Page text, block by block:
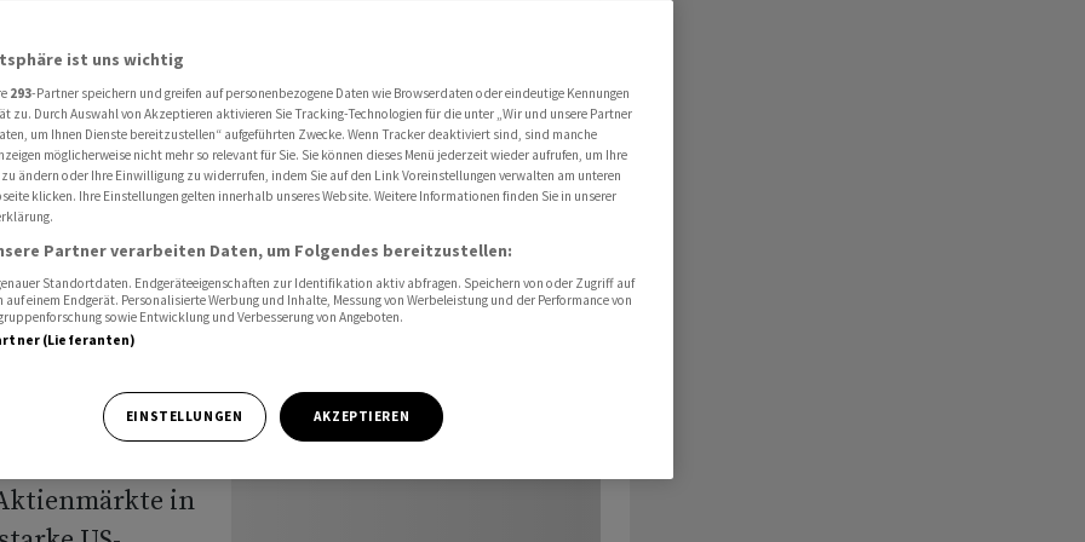
Rekord
Woche
halten.
in
ist uns wichtig
293-Partner speichern und greifen auf personenbezogene Daten wie Browserdaten oder eindeutige Kennungen
zu. Durch Auswahl von Akzeptieren aktivieren Sie Tracking-Technologien für die unter „Wir und unsere Partner
um Ihnen Dienste bereitzustellen“ aufgeführten Zwecke. Wenn Tracker deaktiviert sind, sind manche
möglicherweise nicht mehr so relevant für Sie. Sie können dieses Menü jederzeit wieder aufrufen, um Ihre
ändern oder Ihre Einwilligung zu widerrufen, indem Sie auf den Link Voreinstellungen verwalten am unteren
klicken. Ihre Einstellungen gelten innerhalb unseres Website. Weitere Informationen finden Sie in unserer
Partner verarbeiten Daten, um Folgendes bereitzustellen:
Standortdaten. Endgeräteeigenschaften zur Identifikation aktiv abfragen. Speichern von oder Zugriff auf
einem Endgerät. Personalisierte Werbung und Inhalte, Messung von Werbeleistung und der Performance von
sowie Entwicklung und Verbesserung von Angeboten.
(Lieferanten)
EINSTELLUNGEN AKZEPTIEREN